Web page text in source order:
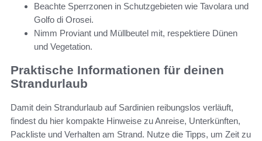
Beachte Sperrzonen in Schutzgebieten wie Tavolara und
Golfo di Orosei.
Nimm Proviant und Müllbeutel mit, respektiere Dünen
und Vegetation.
Praktische Informationen für deinen
Strandurlaub
Damit dein Strandurlaub auf Sardinien reibungslos verläuft,
findest du hier kompakte Hinweise zu Anreise, Unterkünften,
Packliste und Verhalten am Strand. Nutze die Tipps, um Zeit zu